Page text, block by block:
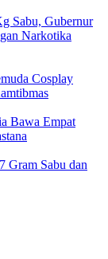
Sabu, Gubernur
Narkotika
Cosplay
Bawa Empat
Gram Sabu dan